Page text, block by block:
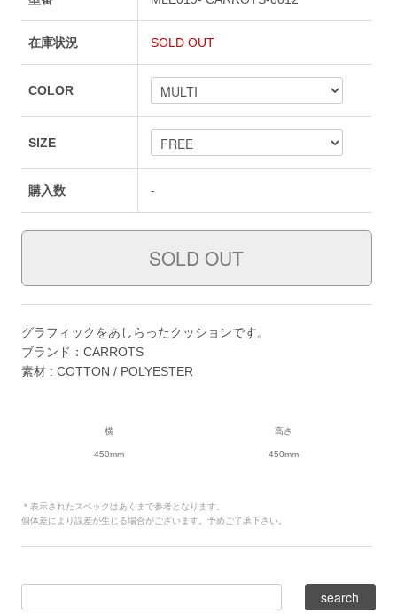
在庫状況 SOLD OUT
COLOR
SIZE
購入数 -
グラフィックをあしらったクッションです。
ブランド：CARROTS
素材 : COTTON / POLYESTER
横 高さ
450mm 450mm
＊表示されたスペックはあくまで参考となります。
個体差により誤差が生じる場合がございます。予めご了承下さい。